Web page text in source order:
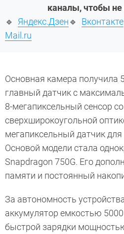
каналы, чтобы не
🔹 Яндекс.Дзен🔹 Вконтакте
Mail.ru
Основная камера получила
главный датчик с
8-мегапиксельный сенсор со
сверхширокоугольной
мегапиксельный датчик
Основой модели стала
Snapdragon 750G. Его
памяти и постоянный
За автономность
аккумулятор емкостью
быстрой зарядки